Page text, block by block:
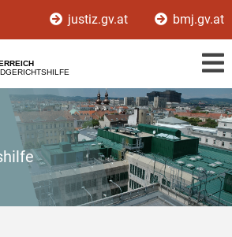
justiz.gv.at bmj.gv.at